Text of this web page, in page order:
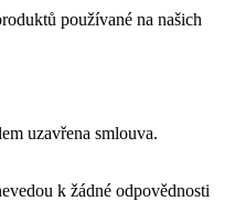
používané na našich
uzavřena smlouva.
k žádné odpovědnosti